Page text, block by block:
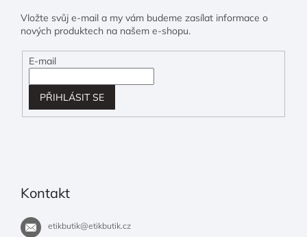
Vložte svůj e-mail a my vám budeme zasílat informace o
nových produktech na našem e-shopu.
E-mail
PŘIHLÁSIT SE
Kontakt
etikbutik@etikbutik.cz